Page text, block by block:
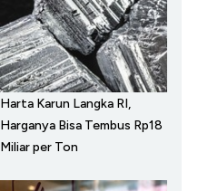
Harta Karun Langka RI,
Harganya Bisa Tembus Rp18
Miliar per Ton